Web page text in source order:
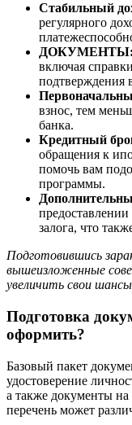
Стабильный
регулярного
ДОКУМЕНТЫ:
включая
подтверждения
взнос, тем
банка.
Кредитный
обращения к
помочь вам
программы.
залога, что
Подготовившись
вышеизложенные
увеличить свои
Подготовка
оформить?
Базовый пакет
удостоверение
а также документы
перечень может